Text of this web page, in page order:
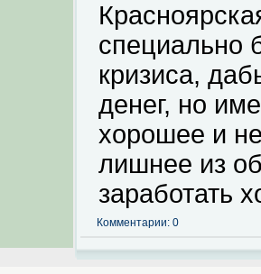
специально
кризиса,
денег, но
хорошее и
лишнее из
заработать
Комментарии: 0